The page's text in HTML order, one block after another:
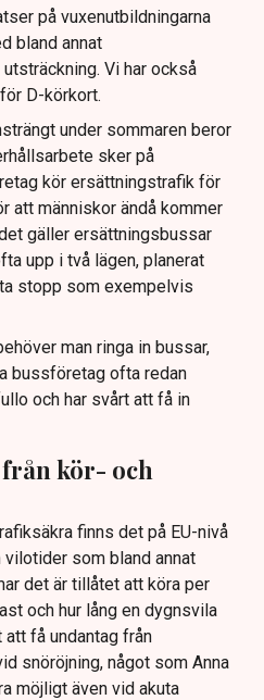
på vuxenutbildningarna
bland annat
Vi har också
D-körkort.
under sommaren beror
sker på
kör ersättningstrafik för
att människor ändå kommer
gäller ersättningsbussar
upp i två lägen, planerat
stopp som exempelvis
man ringa in bussar,
bussföretag ofta redan
och har svårt att få in
kör- och
finns det på EU-nivå
som bland annat
det är tillåtet att köra per
och hur lång en dygnsvila
få undantag från
snöröjning, något som Anna
möjligt även vid akuta